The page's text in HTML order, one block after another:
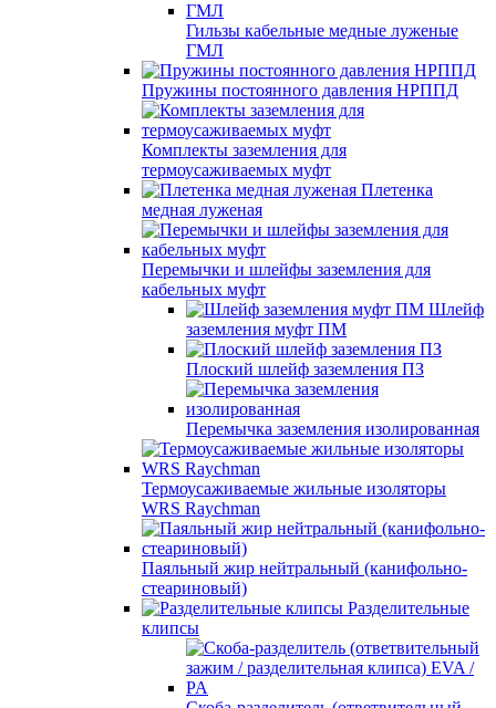
Гильзы кабельные медные луженые
ГМЛ
Пружины постоянного давления НРППД
Комплекты заземления для
термоусаживаемых муфт
Плетенка
медная луженая
Перемычки и шлейфы заземления для
кабельных муфт
Шлейф
заземления муфт ПМ
Плоский шлейф заземления ПЗ
Перемычка заземления изолированная
Термоусаживаемые жильные изоляторы
WRS Raychman
Паяльный жир нейтральный (канифольно-
стеариновый)
Разделительные
клипсы